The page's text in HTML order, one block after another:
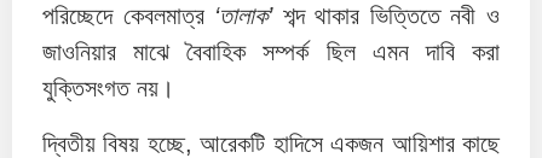
পরিচ্ছেদে কেবলমাত্র ‘তালাক’শব্দ থাকার ভিত্তিতে নবী ও
জাওনিয়ার মাঝে বৈবাহিক সম্পর্ক ছিল এমন দাবি করা
যুক্তিসংগত নয়।
দ্বিতীয় বিষয় হচ্ছে, আরেকটি হাদিসে একজন আয়িশার কাছে